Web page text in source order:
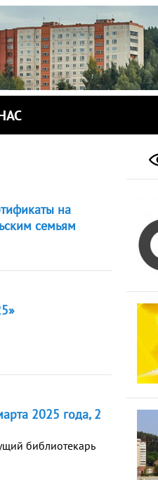
на
семьям
2025 года, 2
библиотекарь